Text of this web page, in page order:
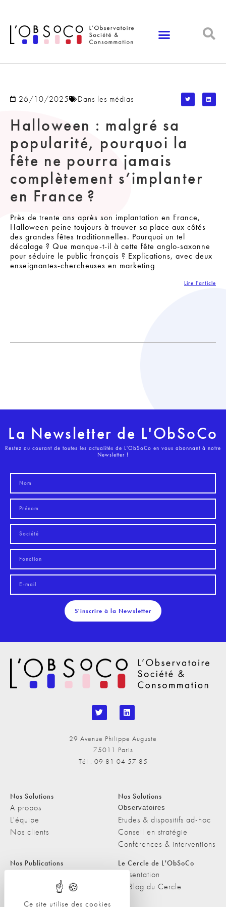
Ce site utilise des cookies
26/10/2025 Dans les médias
Halloween : malgré sa
popularité, pourquoi la
fête ne pourra jamais
complètement s’implanter
en France ?
Près de trente ans après son implantation en France,
Halloween peine toujours à trouver sa place aux côtés
des grandes fêtes traditionnelles. Pourquoi un tel
décalage ? Que manque-t-il à cette fête anglo-saxonne
pour séduire le public français ? Explications, avec deux
enseignantes-chercheuses en marketing
Lire l'article
La Newsletter de L'ObSoCo
Restez au courant de toutes les actualités de L'ObSoCo en vous abonnant à notre
Newsletter !
S'inscrire à la Newsletter
29 Avenue Philippe Auguste
75011 Paris
Tél : 09 81 04 57 85
Nos Solutions
A propos
L'équipe
Nos clients
Nos Solutions
Observatoires
Etudes & dispositifs ad-hoc
Conseil en stratégie
Conférences & interventions
Nos Publications
Les Podcasts de L'ObSoCo
L'ObSoCo dans les médias
Le Cercle de L'ObSoCo
Présentation
Le Blog du Cercle